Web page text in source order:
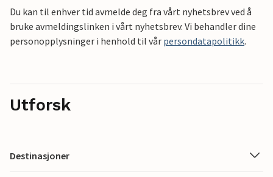
Du kan til enhver tid avmelde deg fra vårt nyhetsbrev ved å
bruke avmeldingslinken i vårt nyhetsbrev. Vi behandler dine
personopplysninger i henhold til vår persondatapolitikk.
Utforsk
Destinasjoner